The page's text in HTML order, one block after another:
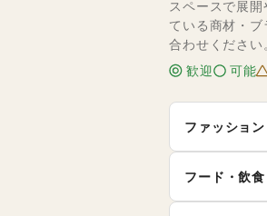
スペースで展
ている商材・
合わせください。
歓迎
可能
ファッション
インナー
フード・飲食